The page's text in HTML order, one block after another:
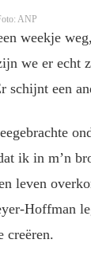
ANP
weekje
we er echt
schijnt een
ik in m’n
leven
Hoffman
creëren.